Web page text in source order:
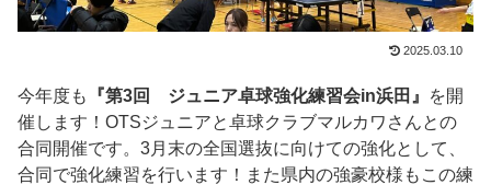
2025.03.10
今年度も 『第3回 ジュニア卓球強化練習会in浜田』
を開
催します！OTSジュニアと卓球クラブマルカワさんとの
合同開催です。3月末の全国選抜に向けての強化として、
合同で強化練習を行います！また県内の強豪校様もこの練